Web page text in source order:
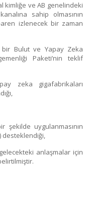
kimliğe ve AB genelindeki
sahip olmasının
izlenecek bir zaman
Bulut ve Yapay Zeka
Paketi’nin teklif
zeka gigafabrikaları
şekilde uygulanmasının
desteklendiği,
anlaşmalar için